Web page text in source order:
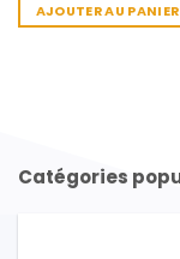
AJOUTER AU PANIER
Catégories